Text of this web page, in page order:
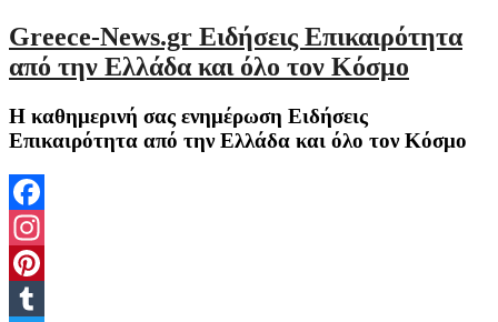
Greece-News.gr Ειδήσεις Επικαιρότητα
από την Ελλάδα και όλο τον Κόσμο
Η καθημερινή σας ενημέρωση Ειδήσεις
Επικαιρότητα από την Ελλάδα και όλο τον Κόσμο
Facebook
Instagram
Pinterest